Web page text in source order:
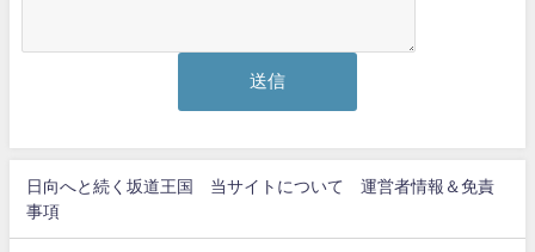
日向へと続く坂道王国 当サイトについて 運営者情報＆免責
事項